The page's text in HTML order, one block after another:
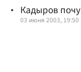
Кадыров
03 июня 2003, 19:50